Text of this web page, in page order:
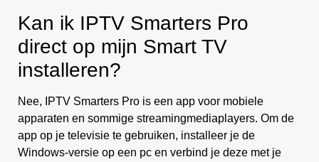
Kan ik IPTV Smarters Pro
direct op mijn Smart TV
installeren?
Nee, IPTV Smarters Pro is een app voor mobiele
apparaten en sommige streamingmediaplayers. Om de
app op je televisie te gebruiken, installeer je de
Windows-versie op een pc en verbind je deze met je